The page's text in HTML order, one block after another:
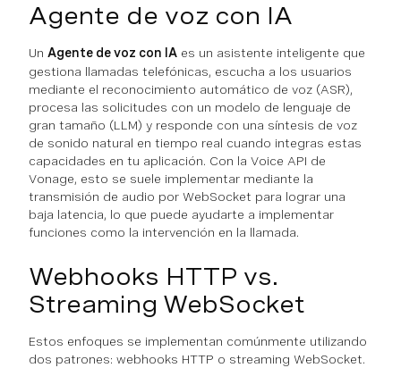
Agente de voz con IA
Un Agente de voz con IA es un asistente inteligente que
gestiona llamadas telefónicas, escucha a los usuarios
mediante el reconocimiento automático de voz (ASR),
procesa las solicitudes con un modelo de lenguaje de
gran tamaño (LLM) y responde con una síntesis de voz
de sonido natural en tiempo real cuando integras estas
capacidades en tu aplicación. Con la Voice API de
Vonage, esto se suele implementar mediante la
transmisión de audio por WebSocket para lograr una
baja latencia, lo que puede ayudarte a implementar
funciones como la intervención en la llamada.
Webhooks HTTP vs.
Streaming WebSocket
Estos enfoques se implementan comúnmente utilizando
dos patrones: webhooks HTTP o streaming WebSocket.